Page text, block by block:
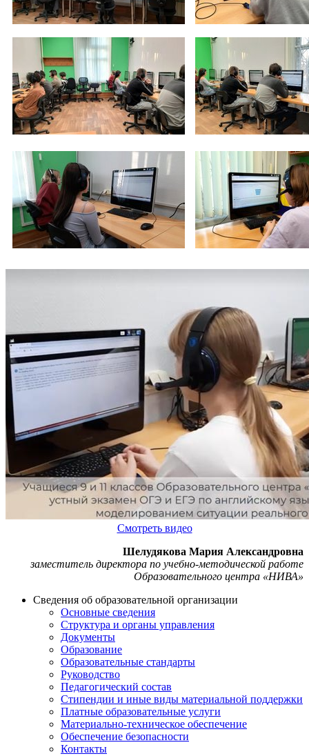
Смотреть видео
Шелудякова Мария Александровна
заместитель директора по учебно-методической работе
Образовательного центра «НИВА»
Сведения об образовательной организации
Основные сведения
Структура и органы управления
Документы
Образование
Образовательные стандарты
Руководство
Педагогический состав
Стипендии и иные виды материальной поддержки
Платные образовательные услуги
Материально-техническое обеспечение
Обеспечение безопасности
Контакты